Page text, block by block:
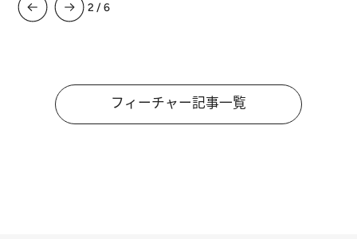
3 /6
フィーチャー記事一覧